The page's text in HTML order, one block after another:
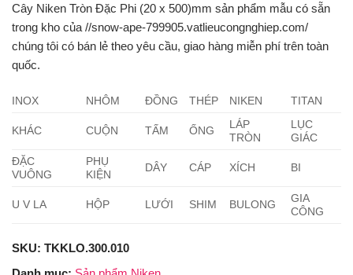
Cây Niken Tròn Đặc Phi (20 x 500)mm sản phẩm mẫu có sẵn
trong kho của //snow-ape-799905.vatlieucongnghiep.com/
chúng tôi có bán lẻ theo yêu cầu, giao hàng miễn phí trên toàn
quốc.
INOX NHÔM ĐỒNG THÉP NIKEN TITAN
KHÁC CUỘN TẤM ỐNG
LÁP
TRÒN
LỤC
GIÁC
ĐẶC
VUÔNG
PHỤ
KIỆN
DÂY CÁP XÍCH BI
U V LA HỘP LƯỚI SHIM BULONG
GIA
CÔNG
SKU: TKKLO.300.010